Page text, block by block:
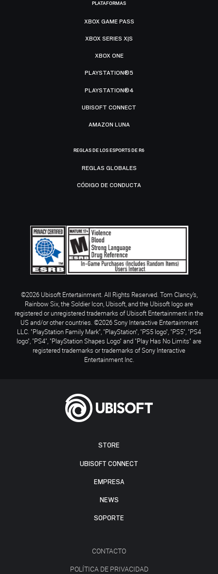
STORE
UBISOFT CONNECT
EMPRESA
NEWS
SOPORTE
CONTACTO
POLÍTICA DE PRIVACIDAD
PLATAFORMAS
XBOX GAME PASS
XBOX SERIES X|S
XBOX ONE
PLAYSTATION®5
PLAYSTATION®4
UBISOFT CONNECT
AMAZON LUNA
REGLAS DE LOS ESPORTS DE R6
REGLAS GLOBALES
CÓDIGO DE CONDUCTA
©2026 Ubisoft Entertainment. All Rights Reserved. Tom Clancy’s,
Rainbow Six, the Soldier Icon, Ubisoft, and the Ubisoft logo are
registered or unregistered trademarks of Ubisoft Entertainment in the
US and/or other countries. ©2026 Sony Interactive Entertainment
LLC. "PlayStation Family Mark", "PlayStation", "PS5 logo", "PS5", "PS4
logo", "PS4", "PlayStation Shapes Logo" and "Play Has No Limits" are
registered trademarks or trademarks of Sony Interactive
Entertainment Inc.